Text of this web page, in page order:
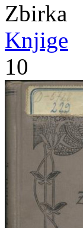
Zbirka
Knjige
10